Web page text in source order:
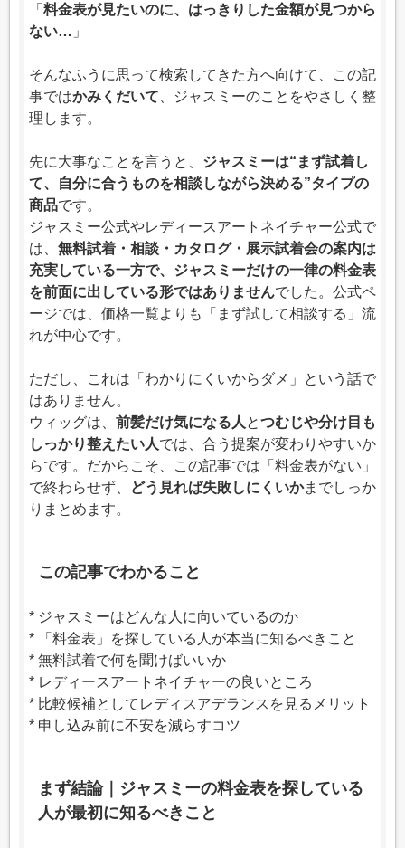
「 料金表が見たいのに、はっきりした金額が見つから
ない… 」
そんなふうに思って検索してきた方へ向けて、この記
事ではかみくだいて 、ジャスミーのことをやさしく整
理します。
先に大事なことを言うと、 ジャスミーは“まず試着し
て、自分に合うものを相談しながら決める”タイプの
商品です。
ジャスミー公式やレディースアートネイチャー公式で
は、 無料試着・相談・カタログ・展示試着会の案内は
充実している一方で、ジャスミーだけの一律の料金表
を前面に出している形ではありませんでした。公式ペ
ージでは、価格一覧よりも「まず試して相談する」流
れが中心です。
ただし、これは「わかりにくいからダメ」という話で
はありません。
ウィッグは、 前髪だけ気になる人 とつむじや分け目も
しっかり整えたい人では、合う提案が変わりやすいか
らです。だからこそ、この記事では「料金表がない」
で終わらせず、
どう見れば失敗しにくいかまでしっか
りまとめます。
この記事でわかること
* ジャスミーはどんな人に向いているのか
* 「料金表」を探している人が本当に知るべきこと
* 無料試着で何を聞けばいいか
* レディースアートネイチャーの良いところ
* 比較候補としてレディスアデランスを見るメリット
* 申し込み前に不安を減らすコツ
まず結論｜ジャスミーの料金表を探している
人が最初に知るべきこと